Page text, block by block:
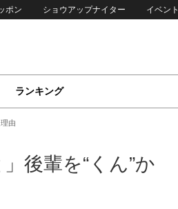
ポン ショウアップナイター イベント
ランキング
由
後輩を“くん”か